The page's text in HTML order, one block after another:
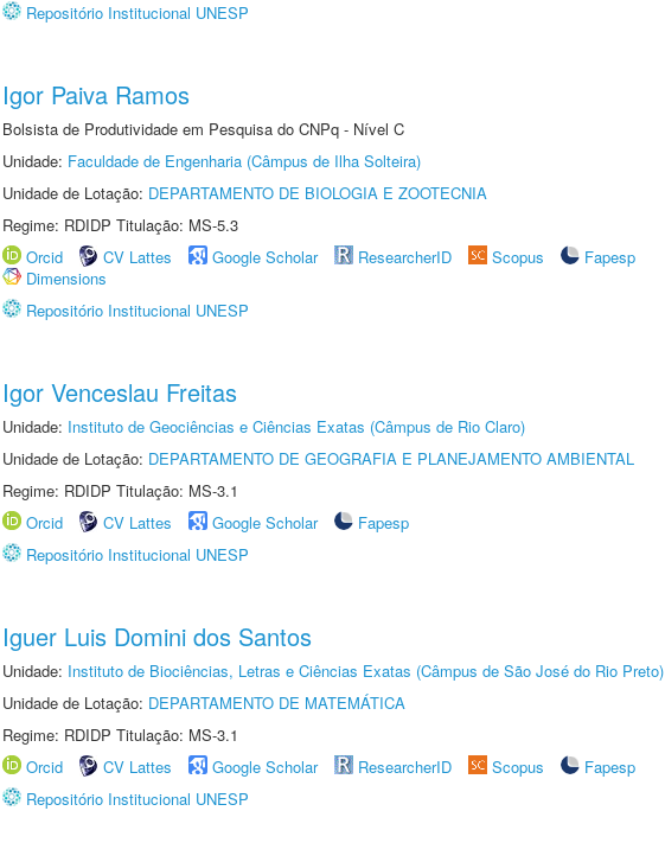
Repositório Institucional UNESP
Igor Paiva Ramos
Bolsista de Produtividade em Pesquisa do CNPq - Nível C
Unidade: Faculdade de Engenharia (Câmpus de Ilha Solteira)
Unidade de Lotação: DEPARTAMENTO DE BIOLOGIA E ZOOTECNIA
Regime: RDIDP Titulação: MS-5.3
Orcid
CV Lattes Google Scholar ResearcherID Scopus
Fapesp
Dimensions
Repositório Institucional UNESP
Igor Venceslau Freitas
Unidade: Instituto de Geociências e Ciências Exatas (Câmpus de Rio Claro)
Unidade de Lotação: DEPARTAMENTO DE GEOGRAFIA E PLANEJAMENTO AMBIENTAL
Regime: RDIDP Titulação: MS-3.1
Orcid
CV Lattes Google Scholar
Fapesp
Repositório Institucional UNESP
Iguer Luis Domini dos Santos
Unidade: Instituto de Biociências, Letras e Ciências Exatas (Câmpus de São José do Rio Preto)
Unidade de Lotação: DEPARTAMENTO DE MATEMÁTICA
Regime: RDIDP Titulação: MS-3.1
Orcid
CV Lattes Google Scholar ResearcherID Scopus
Fapesp
Repositório Institucional UNESP